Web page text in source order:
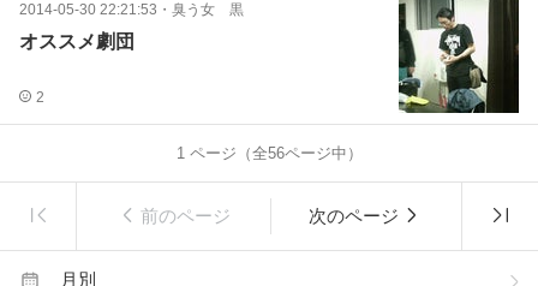
2014-05-30 22:21:53 ・ 臭う女 黒
オススメ劇団
2
1ページ（全56ページ中）
前のページ 次のページ
月別